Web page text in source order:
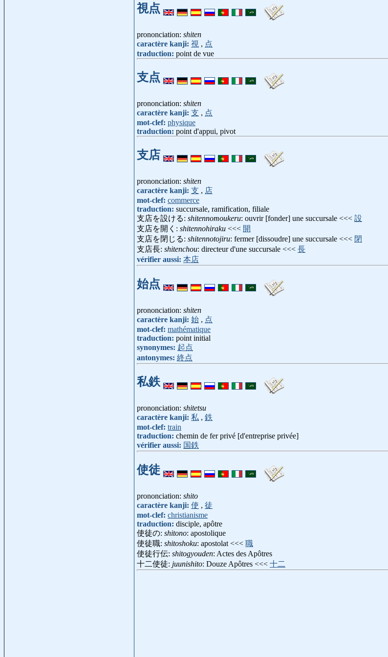
視点
prononciation: shiten
caractère kanji: 視 , 点
traduction: point de vue
支点
prononciation: shiten
caractère kanji: 支 , 点
mot-clef: physique
traduction: point d'appui, pivot
支店
prononciation: shiten
caractère kanji: 支 , 店
mot-clef: commerce
traduction: succursale, ramification, filiale
支店を設ける: shitennomoukeru: ouvrir [fonder] une succursale <<< 設
支店を開く: shitennohiraku <<< 開
支店を閉じる: shitennotojiru: fermer [dissoudre] une succursale <<< 閉
支店長: shitenchou: directeur d'une succursale <<< 長
vérifier aussi: 本店
始点
prononciation: shiten
caractère kanji: 始 , 点
mot-clef: mathématique
traduction: point initial
synonymes: 起点
antonymes: 終点
私鉄
prononciation: shitetsu
caractère kanji: 私 , 鉄
mot-clef: train
traduction: chemin de fer privé [d'entreprise privée]
vérifier aussi: 国鉄
使徒
prononciation: shito
caractère kanji: 使 , 徒
mot-clef: christianisme
traduction: disciple, apôtre
使徒の: shitono: apostolique
使徒職: shitoshoku: apostolat <<< 職
使徒行伝: shitogyouden: Actes des Apôtres
十二使徒: juunishito: Douze Apôtres <<< 十二